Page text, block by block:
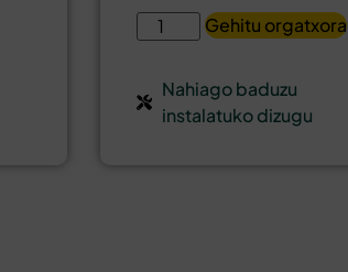
Gehitu orgatxora
Nahiago baduzu
instalatuko dizugu